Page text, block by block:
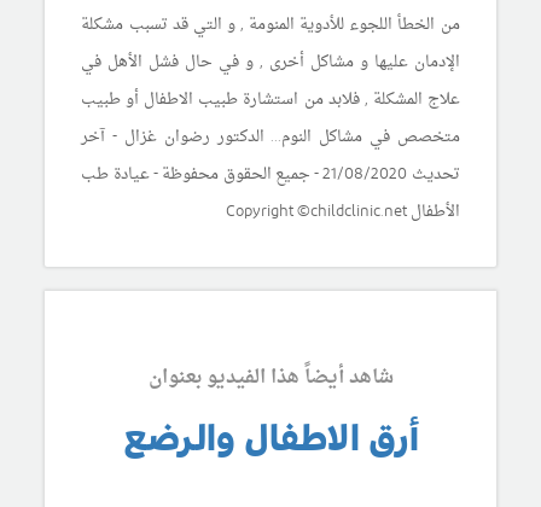
من الخطأ اللجوء للأدوية المنومة , و التي قد تسبب مشكلة
الإدمان عليها و مشاكل أخرى , و في حال فشل الأهل في
علاج المشكلة , فلابد من استشارة طبيب الاطفال أو طبيب
متخصص في مشاكل النوم... الدكتور رضوان غزال - آخر
تحديث 21/08/2020 -
جميع الحقوق محفوظة - عيادة طب
الأطفال Copyright ©childclinic.net
شاهد أيضاً هذا الفيديو بعنوان
أرق الاطفال والرضع